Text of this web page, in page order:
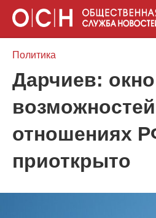
Политика
Дарчиев: окно
отношениях
приоткрыто